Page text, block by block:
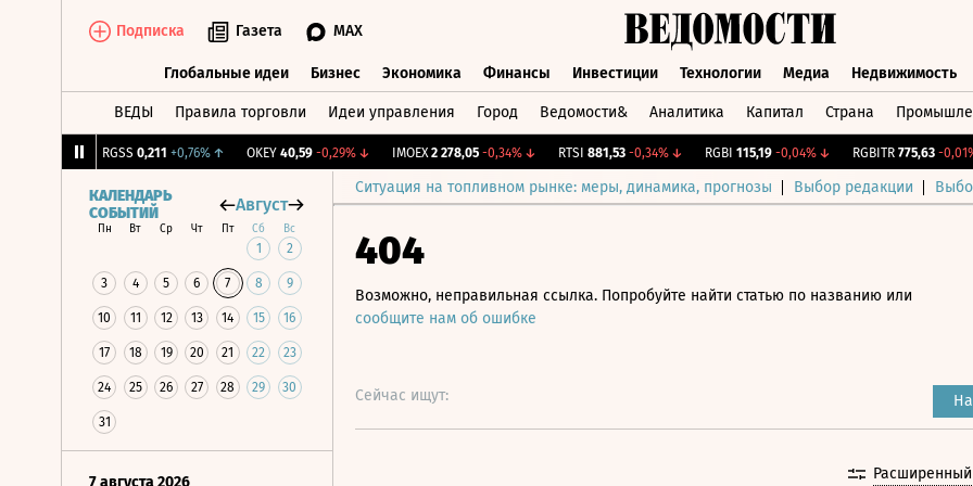
Подписка Газета MAX
Глобальные идеи Бизнес Экономика Финансы Инвестиции Технологии Медиа Недвижимость
ВЕДЫ Правила торговли Идеи управления Город Ведомости& Аналитика Капитал Страна
RGSS 0,211 +0,76%↑ OKEY 40,59 -0,29%↓ IMOEX 2 278,05 -0,34%↓ RTSI 881,53 -0,34%↓ RGBI 115,19 -0,04%↓ RGBITR 775,63 -0,01%↓
Ситуация на топливном рынке: меры, динамика, прогнозы Выбор редакции
КАЛЕНДАРЬ
СОБЫТИЙ
Август
Пн Вт Ср Чт Пт Сб Вс
1 2
3 4 5 6 7 8 9
10 11 12 13 14 15 16
17 18 19 20 21 22 23
24 25 26 27 28 29 30
31
7 августа 2026
404
Возможно, неправильная ссылка. Попробуйте найти статью по названию или
сообщите нам об ошибке
Сейчас ищут: